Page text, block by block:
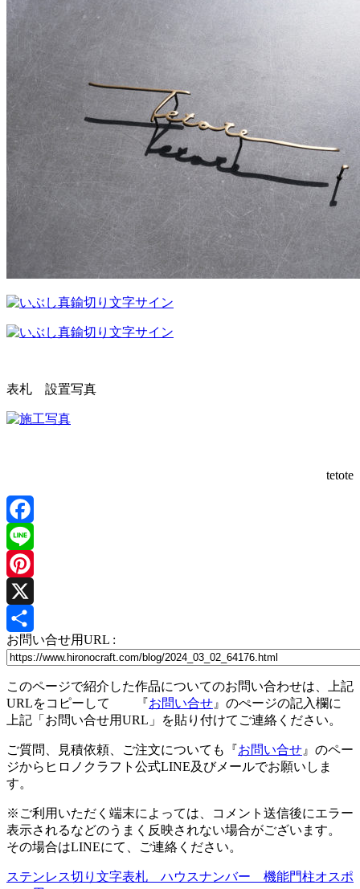
表札 設置写真
tetote
Facebook
Line
Pinterest
X
共
お問い合せ用URL :
このページで紹介した作品についてのお問い合わせは、上記
URLをコピーして 『お問い合せ 』のぺージの記入欄に
上記「お問い合せ用URL」を貼り付けてご連絡ください。
ご質問、見積依頼、ご注文についても『お問い合せ 』のペー
ジからヒロノクラフト公式LINE及びメールでお願いしま
す。
※ご利用いただく端末によっては、コメント送信後にエラー
表示されるなどのうまく反映されない場合がございます。
その場合はLINEにて、ご連絡ください。
投
ステンレス切り文字表札 ハウスナンバー 機能門柱オスポ